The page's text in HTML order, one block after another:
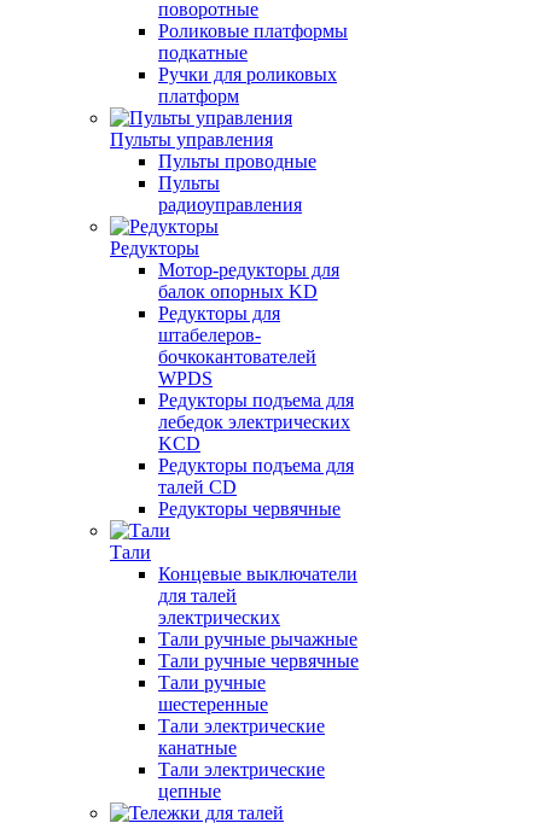
поворотные
Роликовые платформы
подкатные
Ручки для роликовых
платформ
Пульты управления
Пульты проводные
Пульты
радиоуправления
Редукторы
Мотор-редукторы для
балок опорных KD
Редукторы для
штабелеров-
бочкокантователей
WPDS
Редукторы подъема для
лебедок электрических
KCD
Редукторы подъема для
талей CD
Редукторы червячные
Тали
Концевые выключатели
для талей
электрических
Тали ручные рычажные
Тали ручные червячные
Тали ручные
шестеренные
Тали электрические
канатные
Тали электрические
цепные